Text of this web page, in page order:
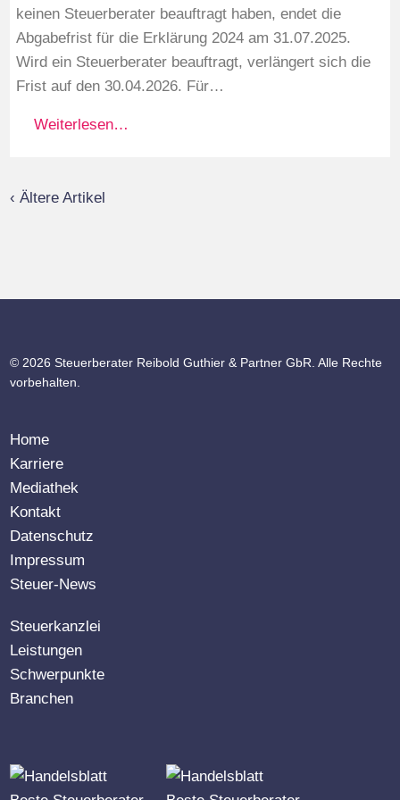
keinen Steuerberater beauftragt haben, endet die
Abgabefrist für die Erklärung 2024 am 31.07.2025.
Wird ein Steuerberater beauftragt, verlängert sich die
Frist auf den 30.04.2026. Für…
Weiterlesen…
‹ Ältere Artikel
© 2026 Steuerberater Reibold Guthier & Partner GbR. Alle Rechte
vorbehalten.
Home
Karriere
Mediathek
Kontakt
Datenschutz
Impressum
Steuer-News
Steuerkanzlei
Leistungen
Schwerpunkte
Branchen